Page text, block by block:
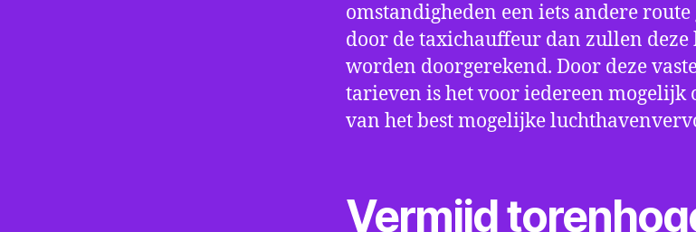
omstandigheden een iets andere
door de taxichauffeur dan zullen deze
worden doorgerekend. Door deze
tarieven is het voor iedereen mogelijk
van het best mogelijke
Vermijd